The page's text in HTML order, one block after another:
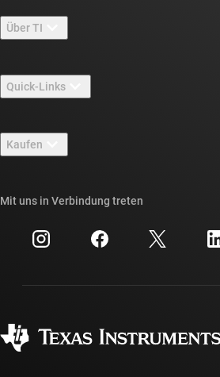
Über TI
Stellenangebote
Newsroom
Veranstaltungen
Investorenbeziehungen
Quick-Links
TI E2E™-Design-Support-Foren
Querverweis-Suche
Kundensupportzentrum
myTI-Konto FAQs
Kaufen
Häufig gestellte Fragen zu Bestellungen
Mit uns in Verbindung treten